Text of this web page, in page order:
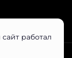
работал